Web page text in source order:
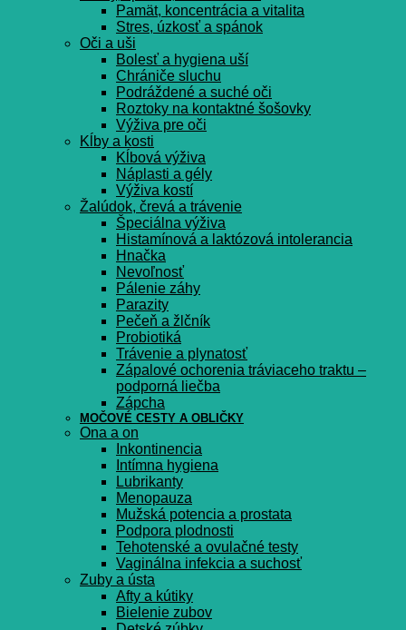
Pamät, koncentrácia a vitalita
Stres, úzkosť a spánok
Oči a uši
Bolesť a hygiena uší
Chrániče sluchu
Podráždené a suché oči
Roztoky na kontaktné šošovky
Výživa pre oči
Kĺby a kosti
Kĺbová výživa
Náplasti a gély
Výživa kostí
Žalúdok, črevá a trávenie
Špeciálna výživa
Histamínová a laktózová intolerancia
Hnačka
Nevoľnosť
Pálenie záhy
Parazity
Pečeň a žlčník
Probiotiká
Trávenie a plynatosť
Zápalové ochorenia tráviaceho traktu –
podporná liečba
Zápcha
MOČOVÉ CESTY A OBLIČKY
Ona a on
Inkontinencia
Intímna hygiena
Lubrikanty
Menopauza
Mužská potencia a prostata
Podpora plodnosti
Tehotenské a ovulačné testy
Vaginálna infekcia a suchosť
Zuby a ústa
Afty a kútiky
Bielenie zubov